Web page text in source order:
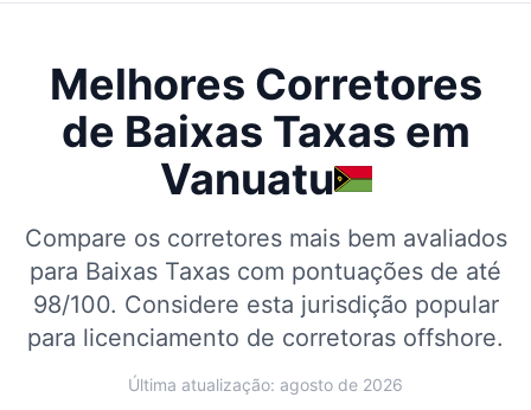
Melhores Corretores
de Baixas Taxas em
Vanuatu
Compare os corretores mais bem avaliados
para Baixas Taxas com pontuações de até
98/100. Considere esta jurisdição popular
para licenciamento de corretoras offshore.
Última atualização: agosto de 2026